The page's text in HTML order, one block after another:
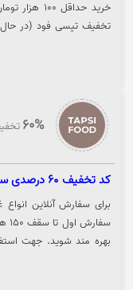
خرید
تخفیف تپسی فود (در
گزینه "خرید کنید" کلیک
60%
کد تخفیف 60 درصدی سفارش غذا تپسی فود ویژه خرید اول
بهره مند شوید. جهت
مشهد، تهران و شیراز فعال